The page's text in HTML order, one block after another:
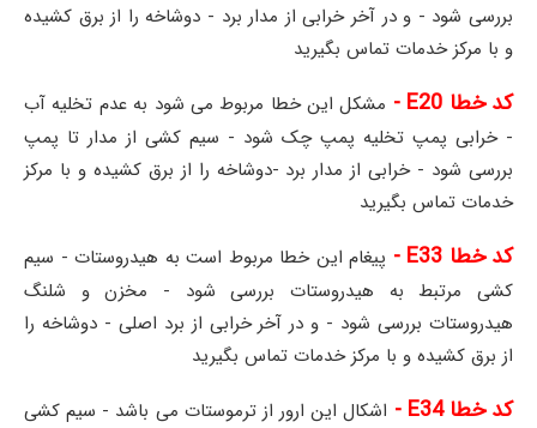
بررسی شود - و در آخر خرابی از مدار برد - دوشاخه را از برق کشیده
و با مرکز خدمات تماس بگیرید
کد خطا E20 -
مشکل این خطا مربوط می شود به عدم تخلیه آب
- خرابی پمپ تخلیه پمپ چک شود - سیم کشی از مدار تا پمپ
بررسی شود - خرابی از مدار برد -دوشاخه را از برق کشیده و با مرکز
خدمات تماس بگیرید
کد خطا E33 -
پیغام این خطا مربوط است به هیدروستات - سیم
کشی مرتبط به هیدروستات بررسی شود - مخزن و شلنگ
هیدروستات بررسی شود - و در آخر خرابی از برد اصلی - دوشاخه را
از برق کشیده و با مرکز خدمات تماس بگیرید
کد خطا E34 -
اشکال این ارور از ترموستات می باشد - سیم کشی